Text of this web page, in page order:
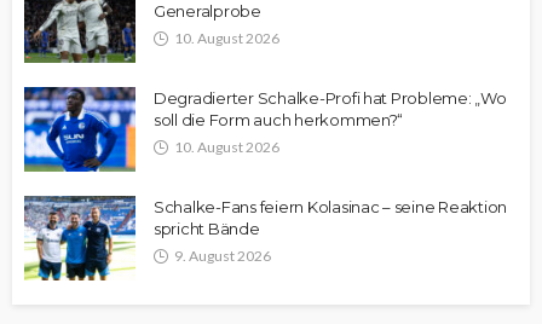
Generalprobe
10. August 2026
Degradierter Schalke-Profi hat Probleme: „Wo
soll die Form auch herkommen?“
10. August 2026
Schalke-Fans feiern Kolasinac – seine Reaktion
spricht Bände
9. August 2026